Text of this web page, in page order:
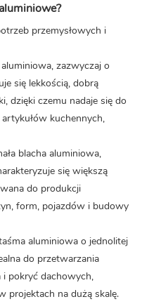
przemysłowych i
zazwyczaj o
się lekkością, dobrą
dzięki czemu nadaje się do
kuchennych,
blacha aluminiowa,
się większą
do produkcji
form, pojazdów i budowy
aluminiowa o jednolitej
do przetwarzania
i pokryć dachowych,
projektach na dużą skalę.